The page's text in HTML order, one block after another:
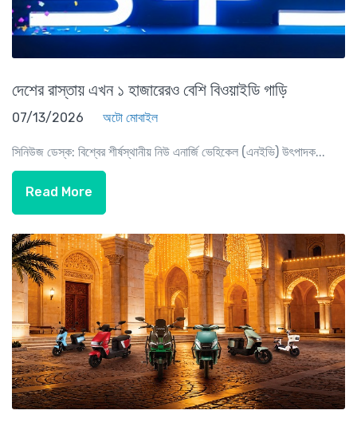
দেশের রাস্তায় এখন ১ হাজারেরও বেশি বিওয়াইডি গাড়ি
07/13/2026 অটো মোবাইল
সিনিউজ ডেস্ক: বিশ্বের শীর্ষস্থানীয় নিউ এনার্জি ভেহিকেল (এনইভি) উৎপাদক...
Read More